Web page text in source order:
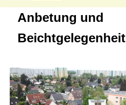
Anbetung und
Beichtgelegenheit